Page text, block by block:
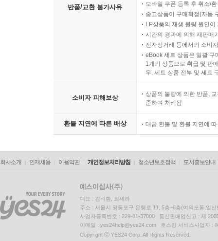
반품/교환 불가사유
모바일 쿠폰 등록 후 취소/
중고상품이 구매확정(자동
LP상품의 재생 불량 원인
시간의 경과에 의해 재판매
전자상거래 등에서의 소비
eBook 세트 상품은 일괄 구
1개의 상품으로 취급 및 판
우, 세트 상품 전부 및 세트
소비자 피해보상
상품의 불량에 의한 반품,
준하여 처리됨
환불 지연에 따른 배상 대금 환불 및 환불 지연에
회사소개 인재채용 이용약관 개인정보처리방침 청소년보호정책 도서홍보안내
대표 : 김석환, 최세라
주소 : 서울시 영등포구 은행로 11, 5층~6층(여의도동,일신
사업자등록번호 : 229-81-37000 통신판매업신고 : 제
이메일 : yes24help@yes24.com 호스팅 서비스사업자 :
Copyright ⓒ YES24 Corp. All Rights Reserved.